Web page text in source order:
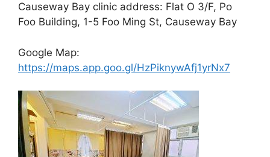
Causeway Bay clinic address: Flat O 3/F, Po
Foo Building, 1-5 Foo Ming St, Causeway Bay
Google Map:
https://maps.app.goo.gl/HzPiknywAfj1yrNx7